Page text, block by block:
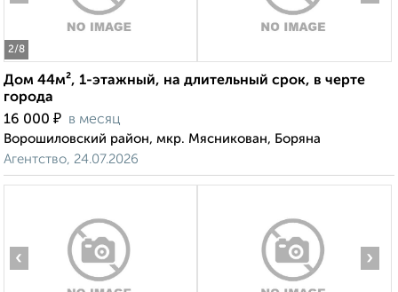
2/8
Дом 44м², 1-этажный, на длительный срок, в черте
города
16 000 ₽ в месяц
Ворошиловский район, мкр. Мясникован, Боряна
Агентство, 24.07.2026
‹ ›